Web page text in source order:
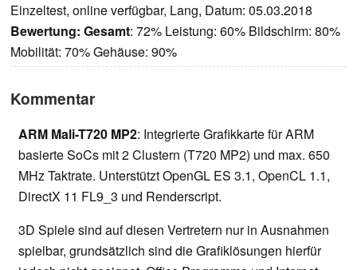
Einzeltest, online verfügbar, Lang, Datum: 05.03.2018
Bewertung: Gesamt: 72% Leistung: 60% Bildschirm: 80%
Mobilität: 70% Gehäuse: 90%
Kommentar
ARM Mali-T720 MP2: Integrierte Grafikkarte für ARM
basierte SoCs mit 2 Clustern (T720 MP2) und max. 650
MHz Taktrate. Unterstützt OpenGL ES 3.1, OpenCL 1.1,
DirectX 11 FL9_3 und Renderscript.
3D Spiele sind auf diesen Vertretern nur in Ausnahmen
spielbar, grundsätzlich sind die Grafiklösungen hierfür